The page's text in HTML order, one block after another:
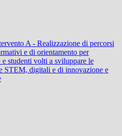
A - Realizzazione di percorsi
e di orientamento per
e studenti volti a sviluppare le
STEM, digitali e di innovazione e